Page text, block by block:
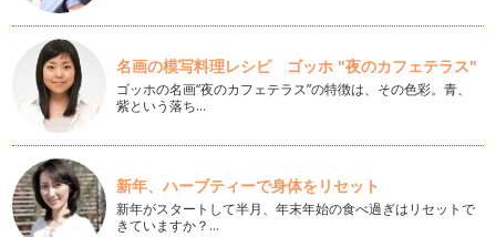
贈る気持ちに季節を添えて
暑さ寒さも彼岸まで、という通り、暑かった夏はあっという
間に…
菊の節句にぴったりのラッピング♪
夏休みも終わり、残暑厳しいながらも秋の気配を感じる9月。
これからの季節は、親子で…
夏休みのお土産は思い出を添えて♪
夏休み真っ盛り！ 皆さまいかがお過ごしでいらっしゃいます
か？ママ友だちとのホームパーティや…
名画の模写料理レシピ ゴッホ "夜のカフェテラス"
ゴッホの名画“夜のカフェテラス”の特徴は、その色彩。青、
紫という落ち…
新年、ハーブティーで身体をリセット
新年がスタートして半月、年末年始の食べ過ぎはリセットで
きていますか？…